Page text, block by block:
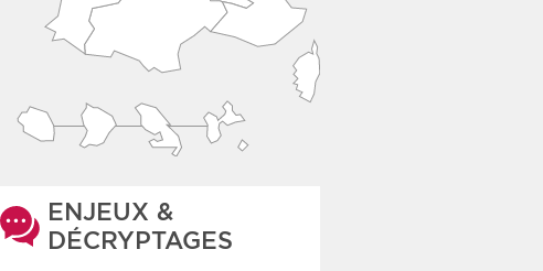
ENJEUX &
DÉCRYPTAGES